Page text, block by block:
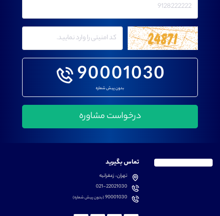
90001030
بدون پیش شماره
تماس بگیرید
تهران، زعفرانیه
021-22021030
90001030(بدون پیش شماره)